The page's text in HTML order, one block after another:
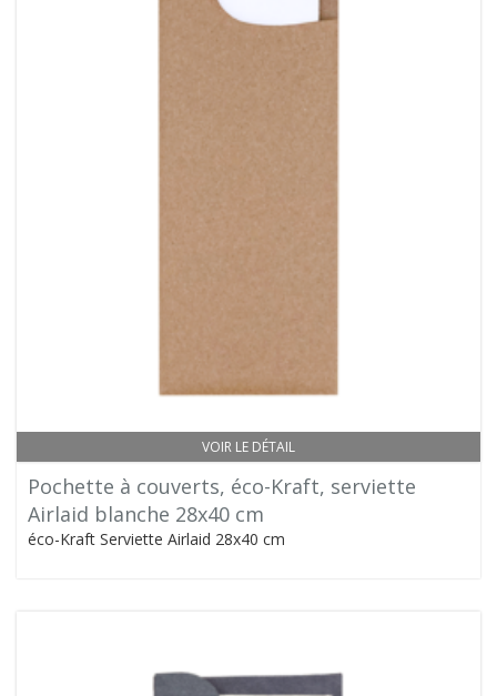
VOIR LE DÉTAIL
Pochette à couverts, éco-Kraft, serviette
Airlaid blanche 28x40 cm
éco-Kraft Serviette Airlaid 28x40 cm